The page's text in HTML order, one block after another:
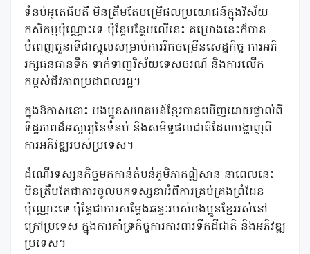
ទំនប់អូតេធិបតី មិនត្រឹមតែបម្រើផលប្រយោជន៍ក្នុងវិស័យ
កសិកម្មប៉ុណ្ណោះទេ ប៉ុន្តែបន្ថែមលើនេះ គម្រោងនេះក៏បាន
បំពេញតួនាទីជាស្នូលសម្រាប់ការរីកចម្រើនសេដ្ឋកិច្ច ការអភិ
រក្សធនធានទឹក ទាក់ទាញវិស័យទេសចរណ៍ និងការលើក
កម្ពស់ជីវភាពប្រជាពលរដ្ឋ។
ក្នុងឱកាសនោះ បងប្អូនសហគមន៍ខ្មែរបានឃើញដោយផ្ទាល់ពី
ទិដ្ឋភាពដ៏អស្ចារ្យនៃទំនប់ និងសមិទ្ធផលជាតិដែលបង្ហាញពី
ការអភិវឌ្ឍរបស់ប្រទេស។
ដំណើរទស្សនកិច្ចមកកាន់តំបន់ភូមិភាគឦសាន នាពេលនេះ
មិនត្រឹមតែជាការចូលមកទស្សនាអំពីការគ្រប់គ្រងព្រំដែន
ប៉ុណ្ណោះទេ ប៉ុន្តែជាការសម្ដែងឆន្ទៈរបស់បងប្អូនខ្មែររស់នៅ
ក្រៅប្រទេស ក្នុងការគាំទ្រកិច្ចការការពារទឹកដីជាតិ និងអភិវឌ្ឍ
ប្រទេស។